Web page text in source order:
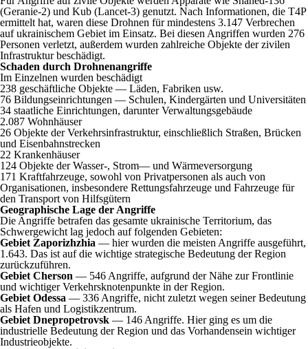
(Geranie-2) und Kub (Lancet-3) genutzt. Nach Informationen, die T4P
ermittelt hat, waren diese Drohnen für mindestens 3.147 Verbrechen
auf ukrainischem Gebiet im Einsatz. Bei diesen Angriffen wurden 276
Personen verletzt, außerdem wurden zahlreiche Objekte der zivilen
Infrastruktur beschädigt.
Schaden durch Drohnenangriffe
Im Einzelnen wurden beschädigt
238 geschäftliche Objekte — Läden, Fabriken usw.
76 Bildungseinrichtungen — Schulen, Kindergärten und Universitäten
34 staatliche Einrichtungen, darunter Verwaltungsgebäude
2.087 Wohnhäuser
26 Objekte der Verkehrsinfrastruktur, einschließlich Straßen, Brücken
und Eisenbahnstrecken
22 Krankenhäuser
124 Objekte der Wasser-, Strom— und Wärmeversorgung
171 Kraftfahrzeuge, sowohl von Privatpersonen als auch von
Organisationen, insbesondere Rettungsfahrzeuge und Fahrzeuge für
den Transport von Hilfsgütern
Geographische Lage der Angriffe
Die Angriffe betrafen das gesamte ukrainische Territorium, das
Schwergewicht lag jedoch auf folgenden Gebieten:
Gebiet Zaporizhzhia — hier wurden die meisten Angriffe ausgeführt,
1.643. Das ist auf die wichtige strategische Bedeutung der Region
zurückzuführen.
Gebiet Cherson — 546 Angriffe, aufgrund der Nähe zur Frontlinie
und wichtiger Verkehrsknotenpunkte in der Region.
Gebiet Odessa — 336 Angriffe, nicht zuletzt wegen seiner Bedeutung
als Hafen und Logistikzentrum.
Gebiet Dnepropetrovsk — 146 Angriffe. Hier ging es um die
industrielle Bedeutung der Region und das Vorhandensein wichtiger
Industrieobjekte.